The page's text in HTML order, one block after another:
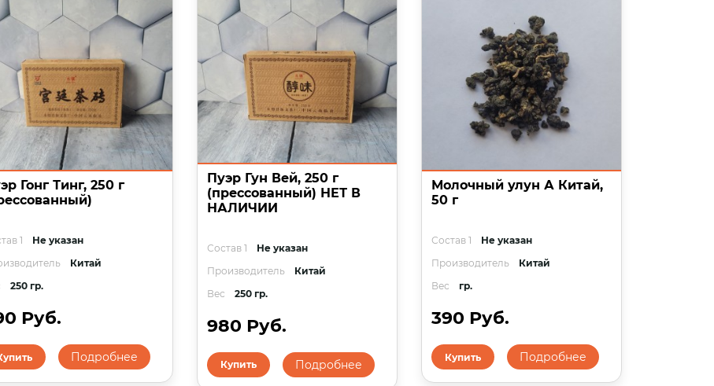
Гонг Тинг, 250 г
1
Не указан
Китай
250 гр.
Руб.
Подробнее
Пуэр Гун Вей, 250 г
(прессованный) НЕТ В
НАЛИЧИИ
Состав 1
Не указан
Производитель
Китай
Вес
250 гр.
980 Руб.
Купить Подробнее
Молочный улун А Китай,
50 г
Состав 1
Не указан
Производитель
Китай
Вес
гр.
390 Руб.
Купить Подробнее